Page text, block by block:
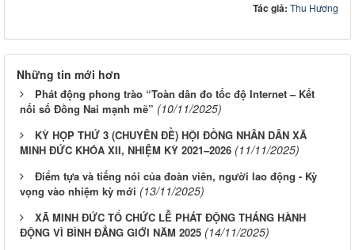
Tác giả: Thu Hương
Những tin mới hơn
Phát động phong trào “Toàn dân đo tốc độ Internet – Kết
nối số Đồng Nai mạnh mẽ” (10/11/2025)
KỲ HỌP THỨ 3 (CHUYÊN ĐỀ) HỘI ĐỒNG NHÂN DÂN XÃ
MINH ĐỨC KHÓA XII, NHIỆM KỲ 2021–2026 (11/11/2025)
Điểm tựa và tiếng nói của đoàn viên, người lao động - Kỳ
vọng vào nhiệm kỳ mới (13/11/2025)
XÃ MINH ĐỨC TỔ CHỨC LỄ PHÁT ĐỘNG THÁNG HÀNH
ĐỘNG VÌ BÌNH ĐẲNG GIỚI NĂM 2025 (14/11/2025)